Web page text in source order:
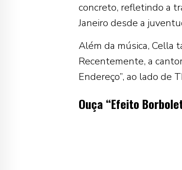
concreto, refletindo a
Janeiro desde a
Além da música, Cella
Recentemente, a
Endereço”, ao lado de
Ouça “Efeito